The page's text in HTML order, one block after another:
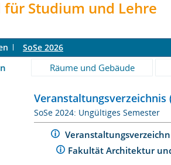
Studium und Lehre
SoSe 2026
Räume und Gebäude
Veranstaltungsverzeichnis
SoSe 2024: Ungültiges Semester
Fakultät Architektur